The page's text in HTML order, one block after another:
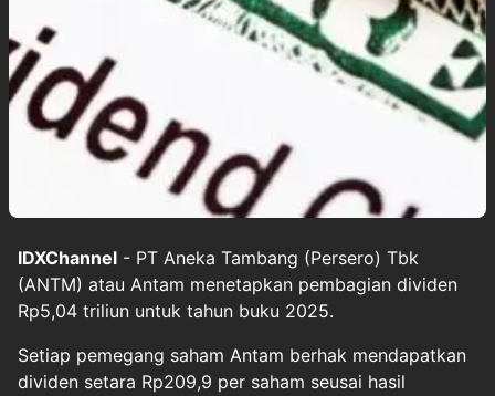
IDXChannel - PT Aneka Tambang (Persero) Tbk
(ANTM) atau Antam menetapkan pembagian dividen
Rp5,04 triliun untuk tahun buku 2025.
Setiap pemegang saham Antam berhak mendapatkan
dividen setara Rp209,9 per saham seusai hasil